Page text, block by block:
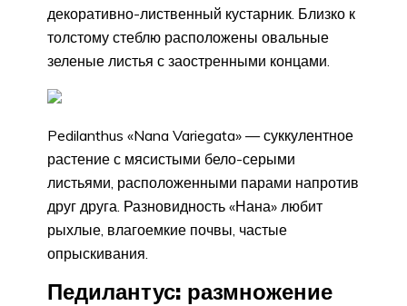
декоративно-лиственный кустарник. Близко к
толстому стеблю расположены овальные
зеленые листья с заостренными концами.
Pedilanthus «Nana Variegata» — суккулентное
растение с мясистыми бело-серыми
листьями, расположенными парами напротив
друг друга. Разновидность «Нана» любит
рыхлые, влагоемкие почвы, частые
опрыскивания.
Педилантус: размножение